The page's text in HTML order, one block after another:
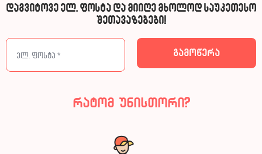
დაგვიტოვე ელ. ფოსტა და მიიღე მხოლოდ საუკეთესო
შეთავაზებები!
რატომ უნისთორი?